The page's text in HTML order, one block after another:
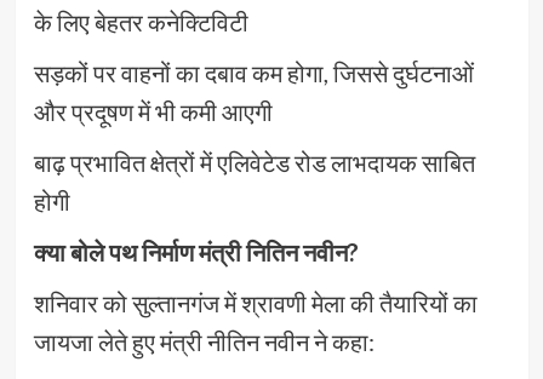
के लिए बेहतर कनेक्टिविटी
सड़कों पर वाहनों का दबाव कम होगा, जिससे दुर्घटनाओं
और प्रदूषण में भी कमी आएगी
बाढ़ प्रभावित क्षेत्रों में एलिवेटेड रोड लाभदायक साबित
होगी
क्या बोले पथ निर्माण मंत्री नितिन नवीन?
शनिवार को सुल्तानगंज में श्रावणी मेला की तैयारियों का
जायजा लेते हुए मंत्री नीतिन नवीन ने कहा: